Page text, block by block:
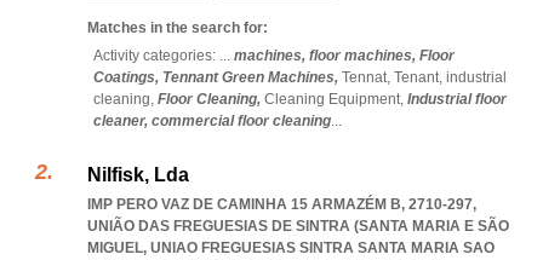
Matches in the search for:
Activity categories: ... machines, floor machines, Floor
Coatings, Tennant Green Machines, Tennat, Tenant, industrial
cleaning, Floor Cleaning, Cleaning Equipment, Industrial floor
cleaner, commercial floor cleaning...
Nilfisk, Lda
IMP PERO VAZ DE CAMINHA 15 ARMAZÉM B, 2710-297,
UNIÃO DAS FREGUESIAS DE SINTRA (SANTA MARIA E SÃO
MIGUEL, UNIAO FREGUESIAS SINTRA SANTA MARIA SAO